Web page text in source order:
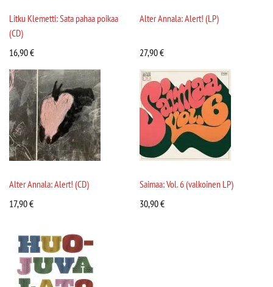
Litku Klemetti: Sata pahaa poikaa
(CD)
16,90€
Alter Annala: Alert! (LP)
27,90€
Alter Annala: Alert! (CD)
17,90€
Saimaa: Vol. 6 (valkoinen LP)
30,90€